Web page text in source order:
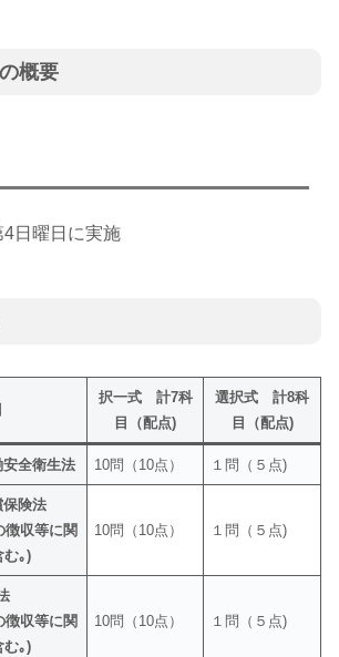
概要
日曜日に実施
択一式 計7科
目（配点)
選択式 計8科
目（配点)
全衛生法 10問（10点） １問（５点)
険法
徴収等に関
む｡)
10問（10点） １問（５点)
徴収等に関
む｡)
10問（10点） １問（５点)